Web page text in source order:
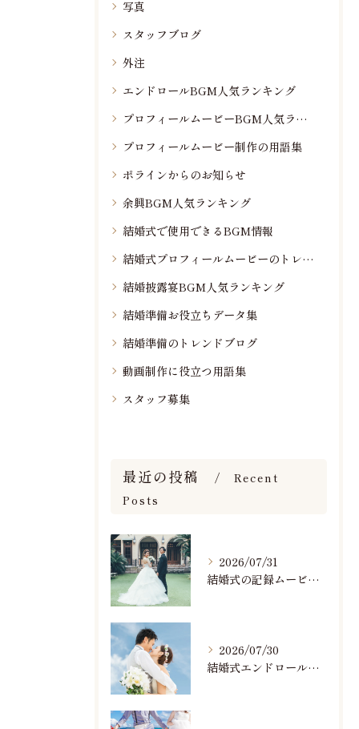
写真
スタッフブログ
外注
エンドロールBGM人気ランキング
プロフィールムービーBGM人気ランキング
プロフィールムービー制作の用語集
ポラインからのお知らせ
余興BGM人気ランキング
結婚式で使用できるBGM情報
結婚式プロフィールムービーのトレンド情報
結婚披露宴BGM人気ランキング
結婚準備お役立ちデータ集
結婚準備のトレンドブログ
動画制作に役立つ用語集
スタッフ募集
最近の投稿
Recent
Posts
2026/07/31
結婚式の記録ムービーの映像撮影スタッフを募集中です
2026/07/30
結婚式エンドロールで人気のおすすめBGM楽曲ランキング！(7/29最新)